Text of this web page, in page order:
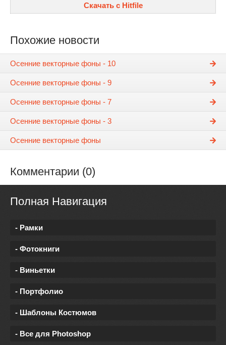
Скачать с Hitfile
Похожие новости
Осенние векторные фоны - 10
Осенние векторные фоны - 9
Осенние векторные фоны - 7
Осенние векторные фоны - 3
Осенние векторные фоны
Комментарии (0)
Полная Навигация
- Рамки
- Фотокниги
- Виньетки
- Портфолио
- Шаблоны Костюмов
- Все для Photoshop